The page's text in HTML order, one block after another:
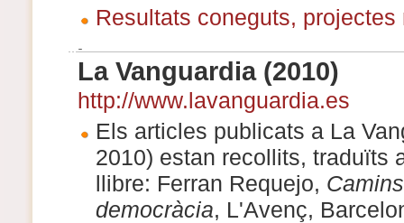
Resultats coneguts, projectes
La Vanguardia (2010)
http://www.lavanguardia.es
Els articles publicats a La
2010) estan recollits, traduïts
llibre: Ferran Requejo,
democràcia, L'Avenç,